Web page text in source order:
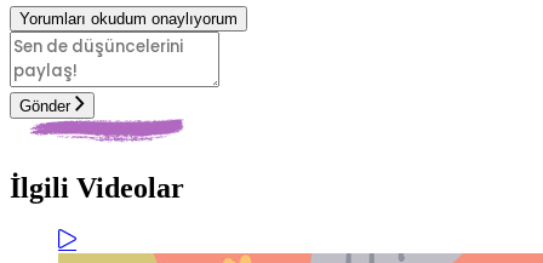
Yorumları okudum onaylıyorum
Gönder
İlgili Videolar